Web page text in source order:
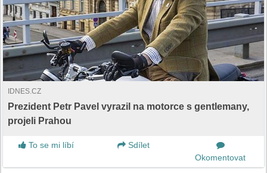
IDNES.CZ
Prezident Petr Pavel vyrazil na motorce s gentlemany,
projeli Prahou
To se mi líbí
Sdílet
Okomentovat